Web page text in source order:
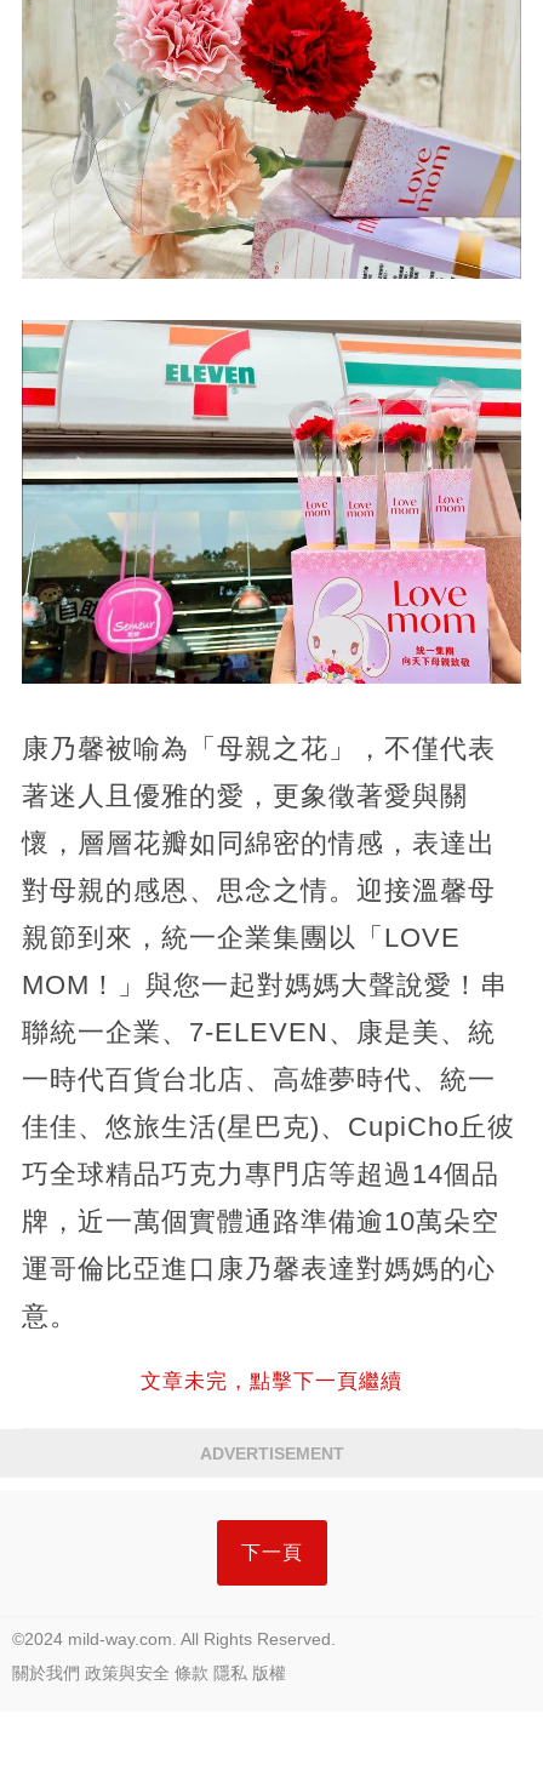
康乃馨被喻為「母親之花」，不僅代表
著迷人且優雅的愛，更象徵著愛與關
懷，層層花瓣如同綿密的情感，表達出
對母親的感恩、思念之情。迎接溫馨母
親節到來，統一企業集團以「LOVE
MOM！」與您一起對媽媽大聲說愛！串
聯統一企業、7-ELEVEN、康是美、統
一時代百貨台北店、高雄夢時代、統一
佳佳、悠旅生活(星巴克)、CupiCho丘彼
巧全球精品巧克力專門店等超過14個品
牌，近一萬個實體通路準備逾10萬朵空
運哥倫比亞進口康乃馨表達對媽媽的心
意。
文章未完，點擊下一頁繼續
ADVERTISEMENT
下一頁
©2024 mild-way.com. All Rights Reserved.
關於我們 政策與安全 條款 隱私 版權